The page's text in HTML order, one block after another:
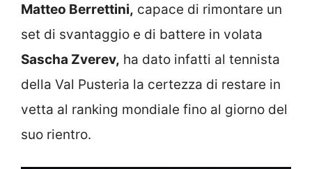
Matteo Berrettini, capace di rimontare un
set di svantaggio e di battere in volata
Sascha Zverev, ha dato infatti al tennista
della Val Pusteria la certezza di restare in
vetta al ranking mondiale fino al giorno del
suo rientro.